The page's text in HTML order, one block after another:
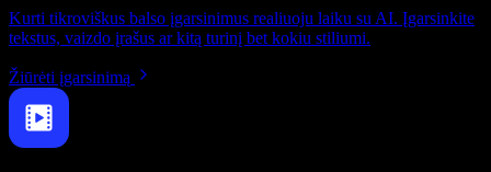
Kurti tikroviškus balso įgarsinimus realiuoju laiku su AI. Įgarsinkite
tekstus, vaizdo įrašus ar kitą turinį bet kokiu stiliumi.
Žiūrėti įgarsinimą